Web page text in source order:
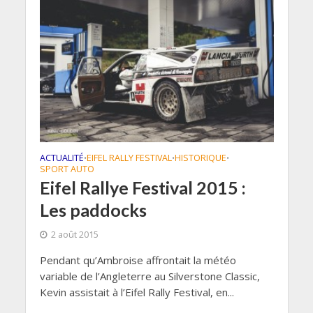
ACTUALITÉ•EIFEL RALLY FESTIVAL•HISTORIQUE•
SPORT AUTO
Eifel Rallye Festival 2015 :
Les paddocks
2 août 2015
Pendant qu’Ambroise affrontait la météo
variable de l’Angleterre au Silverstone Classic,
Kevin assistait à l’Eifel Rally Festival, en...